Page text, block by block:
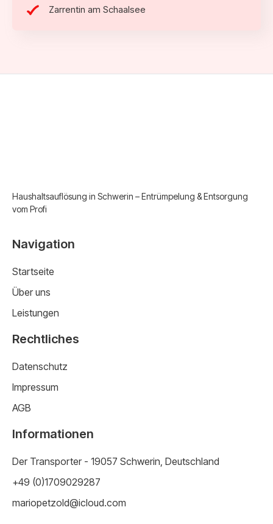
Zarrentin am Schaalsee
Haushaltsauflösung in Schwerin – Entrümpelung & Entsorgung
vom Profi
Navigation
Startseite
Über uns
Leistungen
Rechtliches
Datenschutz
Impressum
AGB
Informationen
Der Transporter - 19057 Schwerin, Deutschland
+49 (0)1709029287
mariopetzold@icloud.com